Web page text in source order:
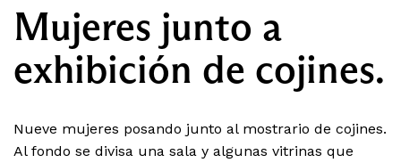
Mujeres junto a
exhibición de cojines.
Nueve mujeres posando junto al mostrario de cojines.
Al fondo se divisa una sala y algunas vitrinas que